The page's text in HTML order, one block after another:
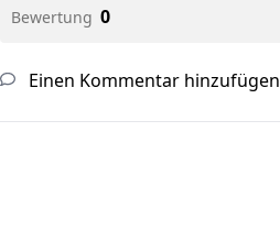
Bewertung 0
Einen Kommentar hinzufügen